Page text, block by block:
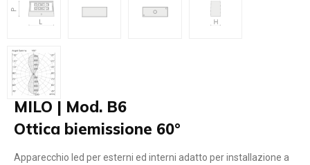
MILO | Mod. B6
Ottica biemissione 60°
Apparecchio led per esterni ed interni adatto per installazione a